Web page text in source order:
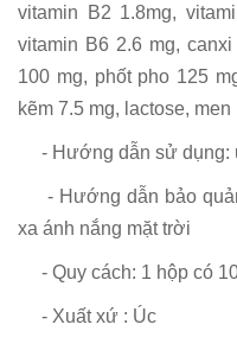
vitamin B2 1.8mg,
vitamin B6 2.6 mg,
100 mg, phốt pho 125
kẽm 7.5 mg, lactose,
- Hướng dẫn sử dụng:
- Hướng dẫn bảo
xa ánh nắng mặt trời
- Quy cách: 1 hộp có
- Xuất xứ : Úc